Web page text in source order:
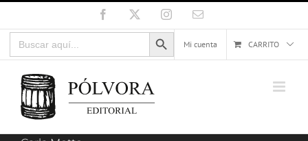
al
contenido
Facebook InstagramCorreo
Buscar:
Botón de búsqueda
Mi cuenta
CARRITO